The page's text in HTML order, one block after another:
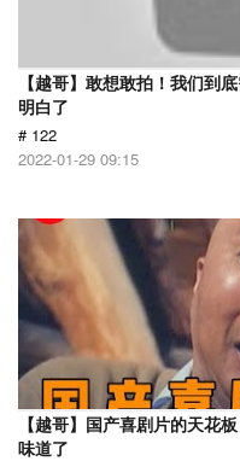
【越哥】敢想敢拍！我们到
明白了
# 122
2022-01-29 09:15
【越哥】国产喜剧片的天花
味道了